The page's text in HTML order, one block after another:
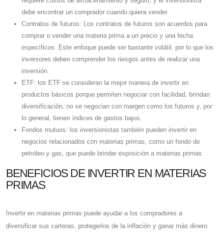
debe encontrar un comprador cuando quiera vender.
Contratos de futuros: Los contratos de futuros son acuerdos para
comprar o vender una materia prima a un precio y una fecha
específicos. Este enfoque puede ser bastante volátil, por lo que los
inversores deben comprender los riesgos antes de realizar una
inversión.
ETF: los ETF se consideran la mejor manera de invertir en
productos básicos porque permiten negociar con facilidad, brindan
diversificación, no se negocian con margen como los futuros y, por
lo general, tienen índices de gastos bajos.
Fondos mutuos: los inversionistas también pueden invertir en
negocios relacionados con materias primas, como un fondo de
petróleo y gas, que puede brindar exposición a materias primas.
BENEFICIOS DE INVERTIR EN MATERIAS
PRIMAS
Invertir en materias primas puede ayudar a los compradores a
diversificar sus carteras, protegerlos de la inflación y ganar más dinero